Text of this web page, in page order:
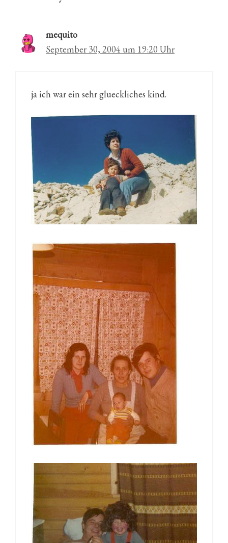
mequito
September 30, 2004 um 19:20 Uhr
ja ich war ein sehr glueckliches kind.